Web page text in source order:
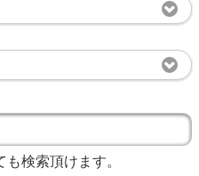
検索頂けます。